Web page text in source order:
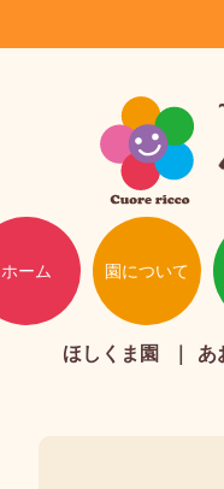
ホーム 園について
ほしくま園 あ